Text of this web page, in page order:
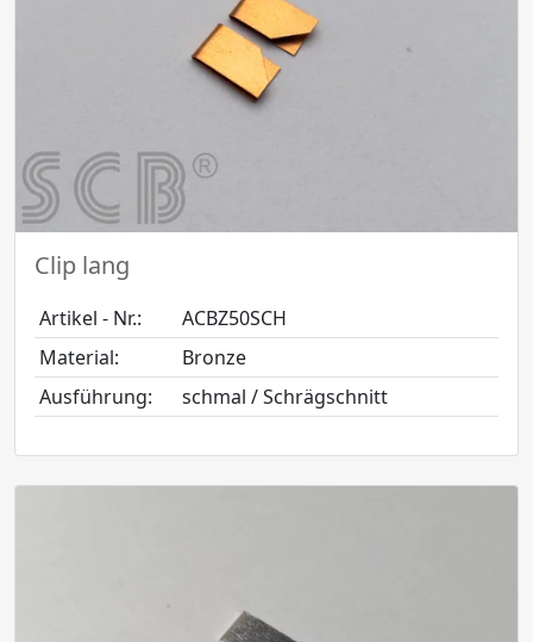
Clip lang
Artikel - Nr.:
ACBZ50SCH
Material:
Bronze
Ausführung:
schmal / Schrägschnitt